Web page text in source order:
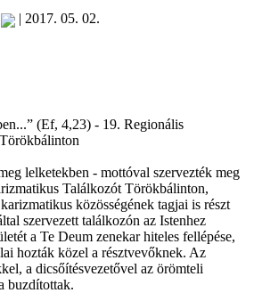
| 2017. 05. 02.
(Ef, 4,23) - 19. Regionális
lelketekben - mottóval szervezték meg
Találkozót Törökbálinton,
közösségének tagjai is részt
szervezett találkozón az Istenhez
a Te Deum zenekar hiteles fellépése,
hozták közel a résztvevőknek. Az
a dicsőítésvezetővel az örömteli
buzdítottak.